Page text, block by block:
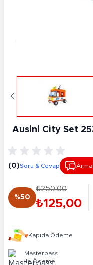
Ausini City Set
(0)Soru & Cevap
%50
₺250,00
₺125,00
Kapıda Ödeme
Masterpass
ile Ödeme